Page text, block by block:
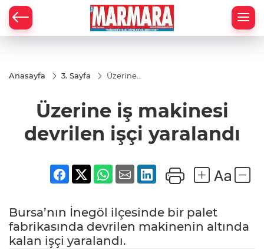
Anasayfa 3. Sayfa
Üzerine
devrilen
işçi
yaralandı
Üzerine iş makinesi
devrilen işçi yaralandı
Bursa’nın İnegöl ilçesinde bir palet
fabrikasında devrilen makinenin altında
kalan işçi yaralandı.